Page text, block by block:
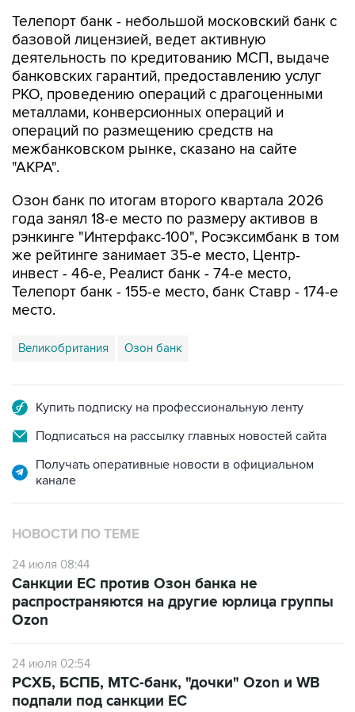
Телепорт банк - небольшой московский банк с
базовой лицензией, ведет активную
деятельность по кредитованию МСП, выдаче
банковских гарантий, предоставлению услуг
РКО, проведению операций с драгоценными
металлами, конверсионных операций и
операций по размещению средств на
межбанковском рынке, сказано на сайте
"АКРА".
Озон банк по итогам второго квартала 2026
года занял 18-е место по размеру активов в
рэнкинге "Интерфакс-100", Росэксимбанк в том
же рейтинге занимает 35-е место, Центр-
инвест - 46-е, Реалист банк - 74-е место,
Телепорт банк - 155-е место, банк Ставр - 174-е
место.
Великобритания Озон банк
Купить подписку на профессиональную ленту
Подписаться на рассылку главных новостей сайта
Получать оперативные новости в официальном
канале
НОВОСТИ ПО ТЕМЕ
24 июля 08:44
Санкции ЕС против Озон банка не
распространяются на другие юрлица группы
Ozon
24 июля 02:54
РСХБ, БСПБ, МТС-банк, "дочки" Ozon и WB
подпали под санкции ЕС